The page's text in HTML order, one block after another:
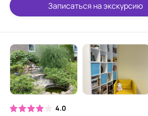
Записаться на экскурсию
4.0